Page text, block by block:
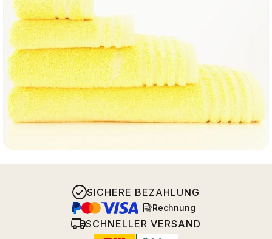
SICHERE BEZAHLUNG
Rechnung
SCHNELLER VERSAND